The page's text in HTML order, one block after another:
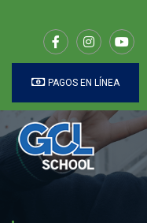
PAGOS EN LÍNEA